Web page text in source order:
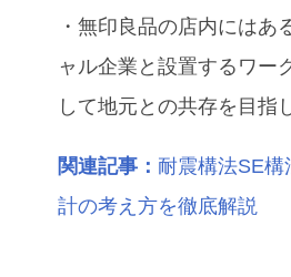
・無印良品の店内には
ャル企業と設置するワー
して地元との共存を目指
関連記事： 耐震構法SE
計の考え方を徹底解説